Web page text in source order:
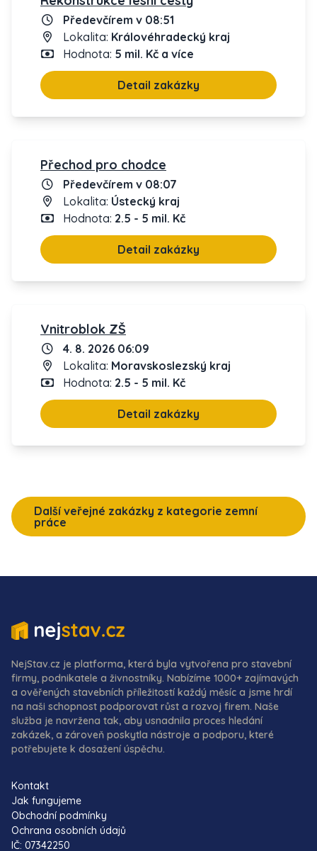
Předevčírem v 08:51
Lokalita: Královéhradecký kraj
Hodnota: 5 mil. Kč a více
Detail zakázky
Přechod pro chodce
Předevčírem v 08:07
Lokalita: Ústecký kraj
Hodnota: 2.5 - 5 mil. Kč
Detail zakázky
Vnitroblok ZŠ
4. 8. 2026 06:09
Lokalita: Moravskoslezský kraj
Hodnota: 2.5 - 5 mil. Kč
Detail zakázky
Další veřejné zakázky z kategorie zemní
práce
NejStav.cz je platforma, která byla vytvořena pro stavební
firmy, podnikatele a živnostníky. Nabízíme 1000+ zajímavých
a ověřených stavebních příležitostí každý měsíc a jsme hrdí
na naši schopnost podporovat růst a rozvoj firem. Naše
služba je navržena tak, aby usnadnila proces hledání
zakázek, a zároveň poskytla nástroje a podporu, které
potřebujete k dosažení úspěchu.
Kontakt
Jak fungujeme
Obchodní podmínky
Ochrana osobních údajů
IČ: 07342250